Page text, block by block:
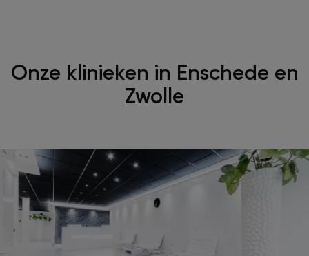
Onze klinieken in Enschede en
Zwolle